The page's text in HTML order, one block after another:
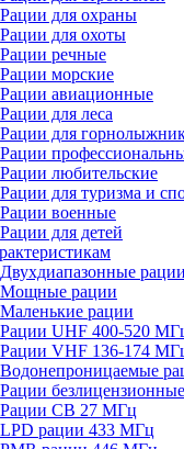
Рации для охраны
Рации для охоты
Рации речные
Рации морские
Рации авиационные
Рации для леса
Рации для
Рации
Рации любительские
Рации для туризма и
Рации военные
Рации для детей
Двухдиапазонные рации
Мощные рации
Маленькие рации
Рации UHF 400-520
Рации VHF 136-174
Водонепроницаемые
Рации безлицензионные
Рации CB 27 МГц
LPD рации 433 МГц